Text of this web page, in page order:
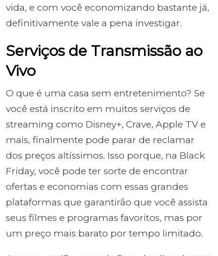
vida, e com você economizando bastante já,
definitivamente vale a pena investigar.
Serviços de Transmissão ao
Vivo
O que é uma casa sem entretenimento? Se
você está inscrito em muitos serviços de
streaming como Disney+, Crave, Apple TV e
mais, finalmente pode parar de reclamar
dos preços altíssimos. Isso porque, na Black
Friday, você pode ter sorte de encontrar
ofertas e economias com essas grandes
plataformas que garantirão que você assista
seus filmes e programas favoritos, mas por
um preço mais barato por tempo limitado.